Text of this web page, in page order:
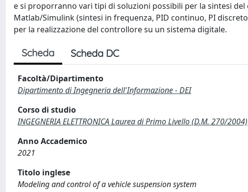
e si proporranno vari tipi di soluzioni possibili per la sintesi
Matlab/Simulink (sintesi in frequenza, PID continuo, PI
per la realizzazione del controllore su un sistema digitale.
Scheda Scheda DC
Facoltà/Dipartimento
Dipartimento di Ingegneria dell'Informazione - DEI
Corso di studio
INGEGNERIA ELETTRONICA Laurea di Primo Livello (D.M. 270/2004)
Anno Accademico
2021
Titolo inglese
Modeling and control of a vehicle suspension system